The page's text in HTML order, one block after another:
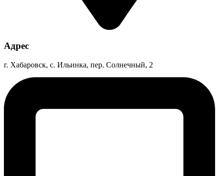
Адрес
г. Хабаровск, с. Ильинка, пер. Солнечный, 2